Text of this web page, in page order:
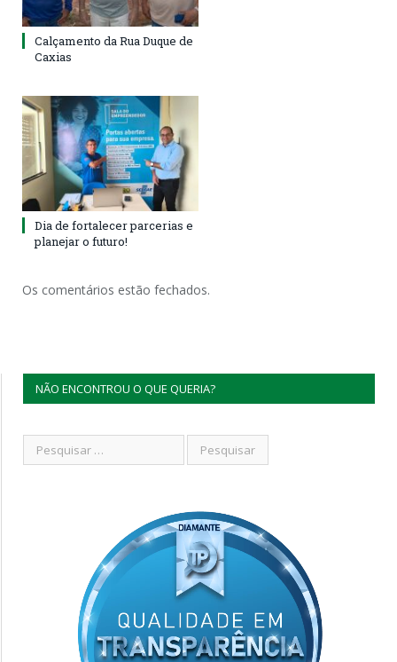
Calçamento da Rua Duque de
Caxias
Dia de fortalecer parcerias e
planejar o futuro!
Os comentários estão fechados.
NÃO ENCONTROU O QUE QUERIA?